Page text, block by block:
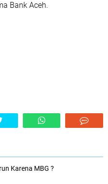
Bank Aceh.
Karena MBG ?